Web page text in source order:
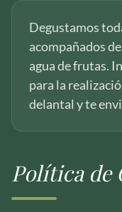
Degustamos
acompañados
agua de frutas.
para la
delantal y te
Política de